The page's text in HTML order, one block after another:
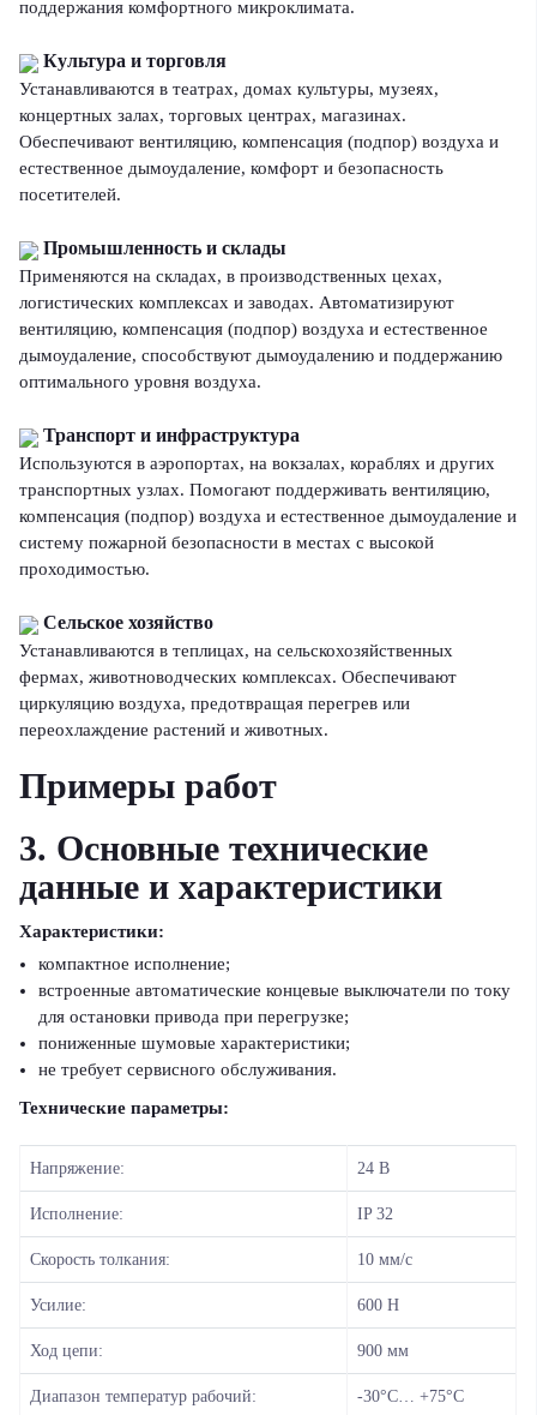
поддержания комфортного микроклимата.
Культура и торговля
Устанавливаются в театрах, домах культуры, музеях,
концертных залах, торговых центрах, магазинах.
Обеспечивают вентиляцию, компенсация (подпор) воздуха и
естественное дымоудаление, комфорт и безопасность
посетителей.
Промышленность и склады
Применяются на складах, в производственных цехах,
логистических комплексах и заводах. Автоматизируют
вентиляцию, компенсация (подпор) воздуха и естественное
дымоудаление, способствуют дымоудалению и поддержанию
оптимального уровня воздуха.
Транспорт и инфраструктура
Используются в аэропортах, на вокзалах, кораблях и других
транспортных узлах. Помогают поддерживать вентиляцию,
компенсация (подпор) воздуха и естественное дымоудаление и
систему пожарной безопасности в местах с высокой
проходимостью.
Сельское хозяйство
Устанавливаются в теплицах, на сельскохозяйственных
фермах, животноводческих комплексах. Обеспечивают
циркуляцию воздуха, предотвращая перегрев или
переохлаждение растений и животных.
Примеры работ
3. Основные технические
данные и характеристики
Характеристики:
компактное исполнение;
встроенные автоматические концевые выключатели по току
для остановки привода при перегрузке;
пониженные шумовые характеристики;
не требует сервисного обслуживания.
Технические параметры:
Напряжение: 24 В
Исполнение: IP 32
Скорость толкания: 10 мм/с
Усилие: 600 Н
Ход цепи: 900 мм
Диапазон температур рабочий: -30°С… +75°С